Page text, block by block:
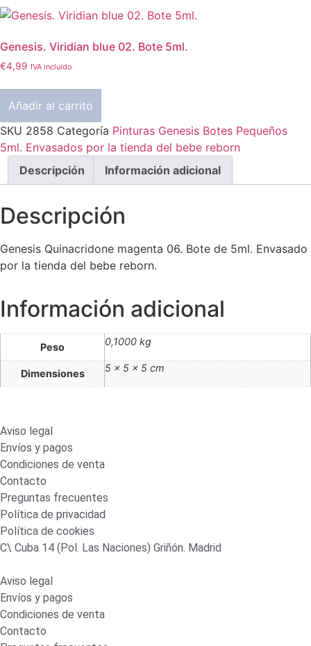
Genesis. Viridian blue 02. Bote 5ml.
€4,99 IVA incluido
Añadir al carrito
SKU 2858 Categoría Pinturas Genesis Botes Pequeños
5ml. Envasados por la tienda del bebe reborn
Descripción
Información adicional
Descripción
Genesis Quinacridone magenta 06. Bote de 5ml. Envasado
por la tienda del bebe reborn.
Información adicional
Peso 0,1000 kg
Dimensiones 5 × 5 × 5 cm
Aviso legal
Envíos y pagos
Condiciones de venta
Contacto
Preguntas frecuentes
Política de privacidad
Política de cookies
C\ Cuba 14 (Pol. Las Naciones) Griñón. Madrid
Aviso legal
Envíos y pagos
Condiciones de venta
Contacto